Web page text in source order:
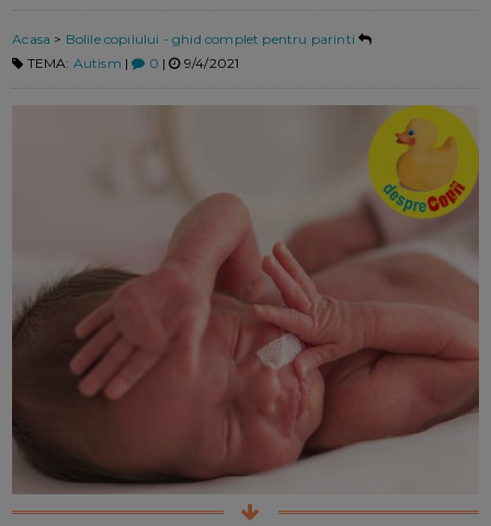
Acasa > Bolile copilului - ghid complet pentru parinti
TEMA: Autism | 0 | 9/4/2021